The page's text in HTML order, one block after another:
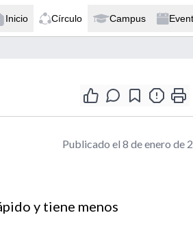
Inicio Círculo Campus
Publicado el 8 de enero de
y tiene menos